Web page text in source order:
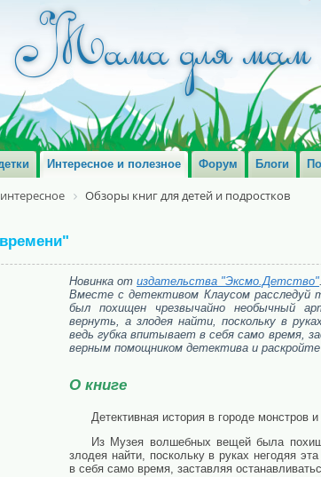
Интересное и полезное Форум Блоги
Обзоры книг для детей и подростков
Новинка от издательства "Эксмо.Детство".
Вместе с детективом Клаусом расследуй
был похищен чрезвычайно необычный
вернуть, а злодея найти, поскольку в
ведь губка впитывает в себя само время,
верным помощником детектива и
О книге
Детективная история в городе монстров
Из Музея волшебных вещей была
злодея найти, поскольку в руках негодяя
в себя само время, заставляя